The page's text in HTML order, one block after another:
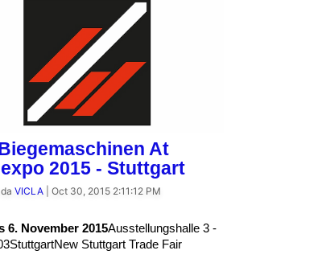
At
2015 - Stuttgart
VICLA Oct 30, 2015 2:11:12 PM
6. November 2015Ausstellungshalle 3 -
Stuttgart Trade Fair